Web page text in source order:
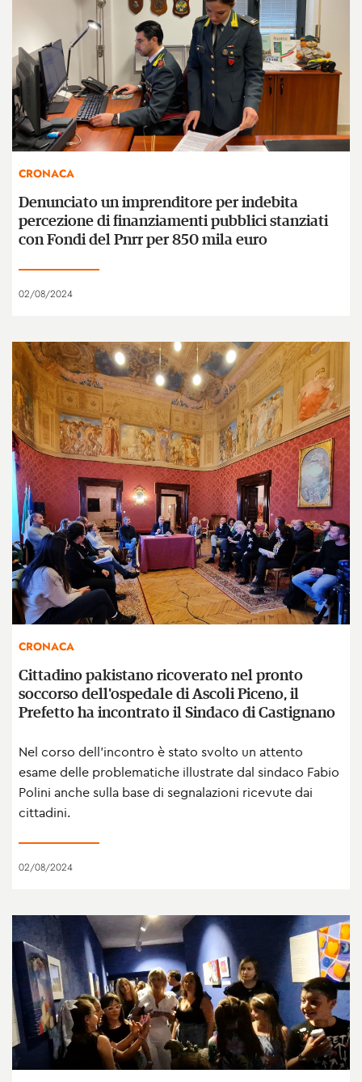
CRONACA
Denunciato un imprenditore per indebita
percezione di finanziamenti pubblici stanziati
con Fondi del Pnrr per 850 mila euro
02/08/2024
CRONACA
Cittadino pakistano ricoverato nel pronto
soccorso dell'ospedale di Ascoli Piceno, il
Prefetto ha incontrato il Sindaco di Castignano
Nel corso dell’incontro è stato svolto un attento
esame delle problematiche illustrate dal sindaco Fabio
Polini anche sulla base di segnalazioni ricevute dai
cittadini.
02/08/2024